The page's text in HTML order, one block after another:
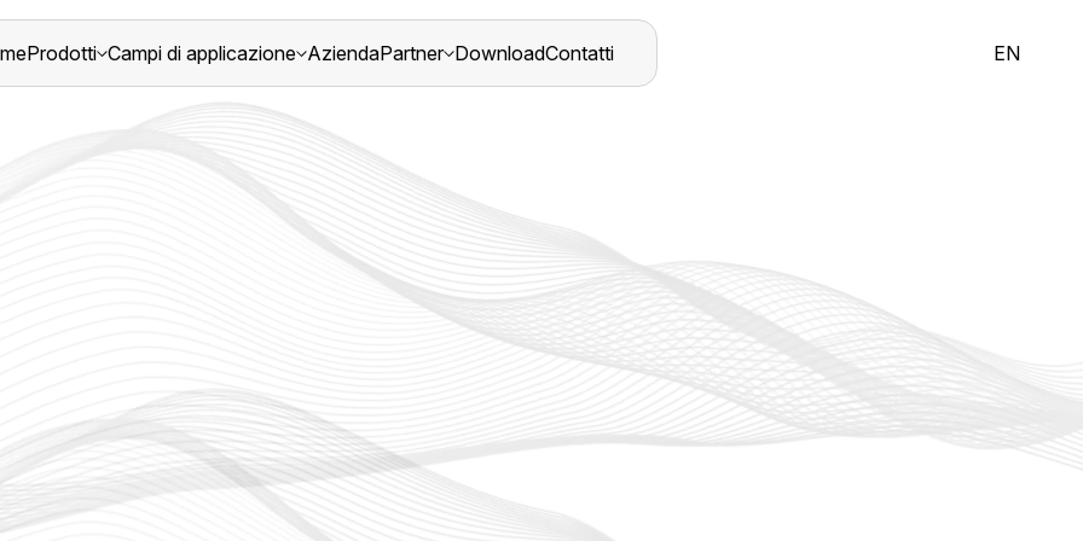
Prodotti Campi di applicazione AziendaPartner DownloadContatti EN